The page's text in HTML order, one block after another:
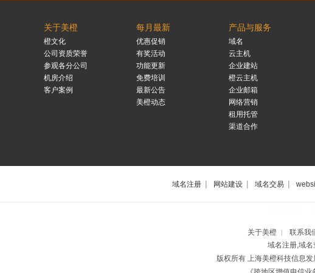
关于美橙
橙文化
公司资质荣誉
参观各分公司
机房介绍
客户案例
每月最新
优惠促销
有奖活动
功能更新
免费培训
最新公告
美橙动态
产品与服务
域名
云主机
企业建站
橙云主机
企业邮箱
网络营销
租用托管
渠道合作
域名注册 | 网站建设 | 域名交易 |
关于美橙 | 联系我
域名注册,域
版权所有 上海美橙科技信息